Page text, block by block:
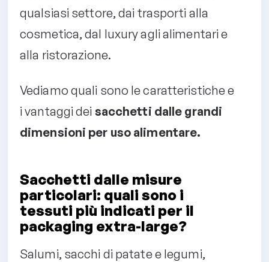
qualsiasi settore, dai trasporti alla
cosmetica, dal luxury agli alimentari e
alla ristorazione.
Vediamo quali sono le caratteristiche e
i vantaggi dei sacchetti dalle grandi
dimensioni per uso alimentare.
Sacchetti dalle misure
particolari: quali sono i
tessuti più indicati per il
packaging extra-large?
Salumi, sacchi di patate e legumi,